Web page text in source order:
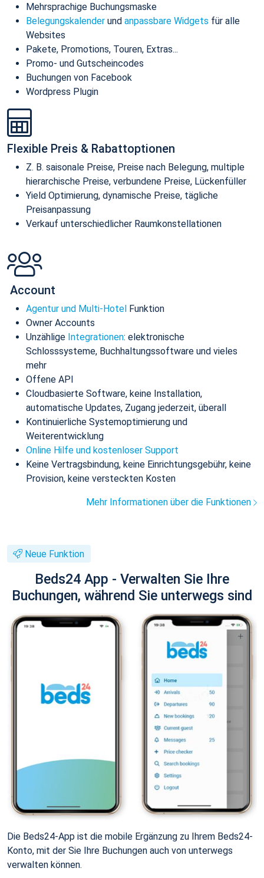
Mehrsprachige Buchungsmaske
Belegungskalender und anpassbare Widgets für alle
Websites
Pakete, Promotions, Touren, Extras...
Promo- und Gutscheincodes
Buchungen von Facebook
Wordpress Plugin
Flexible Preis & Rabattoptionen
Z. B. saisonale Preise, Preise nach Belegung, multiple
hierarchische Preise, verbundene Preise, Lückenfüller
Yield Optimierung, dynamische Preise, tägliche
Preisanpassung
Verkauf unterschiedlicher Raumkonstellationen
Account
Agentur und Multi-Hotel Funktion
Owner Accounts
Unzählige Integrationen: elektronische
Schlosssysteme, Buchhaltungssoftware und vieles
mehr
Offene API
Cloudbasierte Software, keine Installation,
automatische Updates, Zugang jederzeit, überall
Kontinuierliche Systemoptimierung und
Weiterentwicklung
Online Hilfe und kostenloser Support
Keine Vertragsbindung, keine Einrichtungsgebühr, keine
Provision, keine versteckten Kosten
Mehr Informationen über die Funktionen
Neue Funktion
Beds24 App - Verwalten Sie Ihre
Buchungen, während Sie unterwegs sind
Die Beds24-App ist die mobile Ergänzung zu Ihrem Beds24-
Konto, mit der Sie Ihre Buchungen auch von unterwegs
verwalten können.